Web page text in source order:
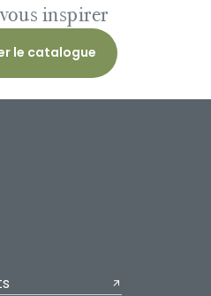
inspirer
le catalogue